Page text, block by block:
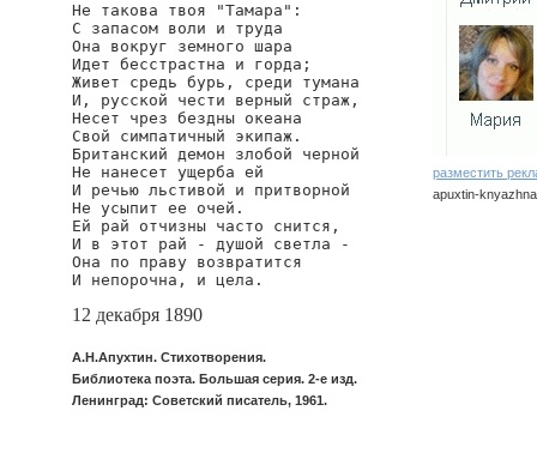
Не такова твоя "Тамара":
С запасом воли и труда
Она вокруг земного шара
Идет бесстрастна и горда;
Живет средь бурь, среди тумана
И, русской чести верный страж,
Несет чрез бездны океана
Свой симпатичный экипаж.
Британский демон злобой черной
Не нанесет ущерба ей
И речью льстивой и притворной
Не усыпит ее очей.
Ей рай отчизны часто снится,
И в этот рай - душой светла -
Она по праву возвратится
И непорочна, и цела.
12 декабря 1890
А.Н.Апухтин. Стихотворения.
Библиотека поэта. Большая серия. 2-е изд.
Ленинград: Советский писатель, 1961.
разместить
apuxtin-